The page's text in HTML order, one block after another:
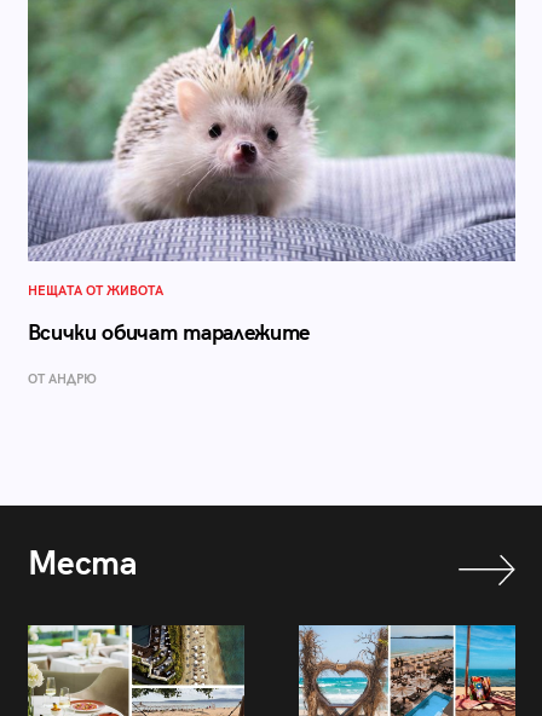
НЕЩАТА ОТ ЖИВОТА
Всички обичат таралежите
ОТ АНДРЮ
Места